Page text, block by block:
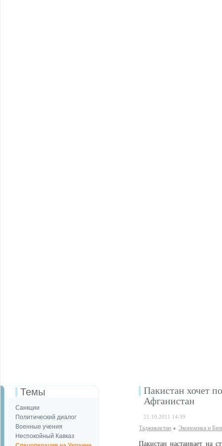
Темы
Санкции
Политический диалог
Военные учения
Неспокойный Кавказ
Пакистан хочет
Афганистан
21.10.2011 14:39
Таджикистан Экономика и
Пакистан настаивает на